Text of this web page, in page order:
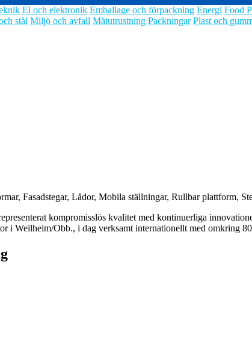
El och elektronik Emballage och förpackning Energi Food
stål Miljö och avfall Mätutrustning Packningar Plast och
Fasadstegar, Lådor, Mobila ställningar, Rullbar plattform,
kompromisslös kvalitet med kontinuerliga
i Weilheim/Obb., i dag verksamt internationellt med omkring